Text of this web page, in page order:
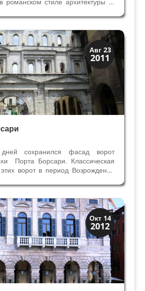
в XIII веке в готическом. Как и
соборах, в Сан Фермо
Авг 23
2011
в Вероне
сохранился фасад ворот
Порта Борсари. Классическая
этих ворот в период Возрождения
Палладио, ДжованМария
Антонио Бадиле. На фасадах
Окт 14
2012
Верона
Экскурсии